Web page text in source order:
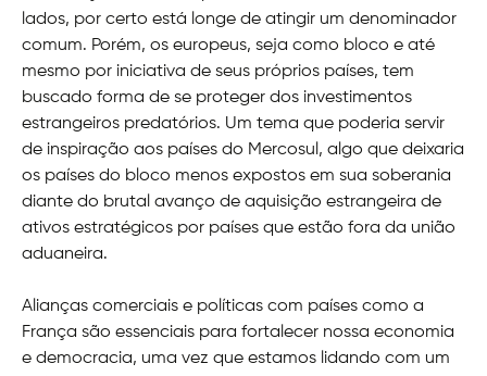
lados, por certo está longe de atingir um denominador
comum. Porém, os europeus, seja como bloco e até
mesmo por iniciativa de seus próprios países, tem
buscado forma de se proteger dos investimentos
estrangeiros predatórios. Um tema que poderia servir
de inspiração aos países do Mercosul, algo que deixaria
os países do bloco menos expostos em sua soberania
diante do brutal avanço de aquisição estrangeira de
ativos estratégicos por países que estão fora da união
aduaneira.
Alianças comerciais e políticas com países como a
França são essenciais para fortalecer nossa economia
e democracia, uma vez que estamos lidando com um